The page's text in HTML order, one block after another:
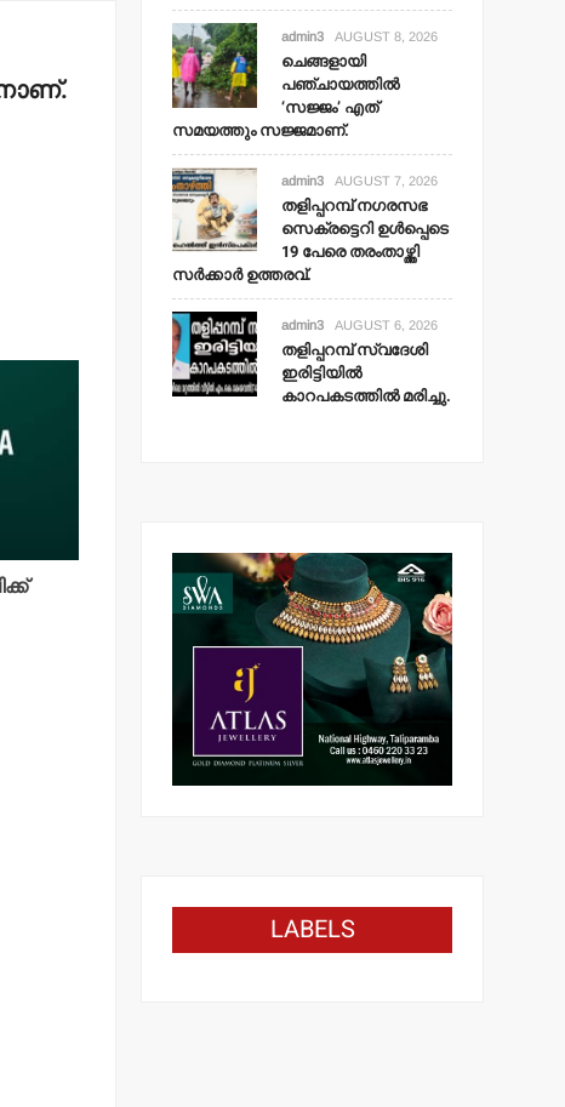
admin3 AUGUST 8, 2026
ചെങ്ങളായി
പഞ്ചായത്തില്‍
‘സജ്ജം’ എത്
സമയത്തും സജ്ജമാണ്.
admin3 AUGUST 7, 2026
തളിപ്പറമ്പ് നഗരസഭ
സെക്രട്ടെറി ഉള്‍പ്പെടെ
19 പേരെ തരംതാഴ്ത്തി
സര്‍ക്കാര്‍ ഉത്തരവ്.
admin3 AUGUST 6, 2026
തളിപ്പറമ്പ് സ്വദേശി
ഇരിട്ടിയില്‍
കാറപകടത്തില്‍ മരിച്ചു.
LABELS